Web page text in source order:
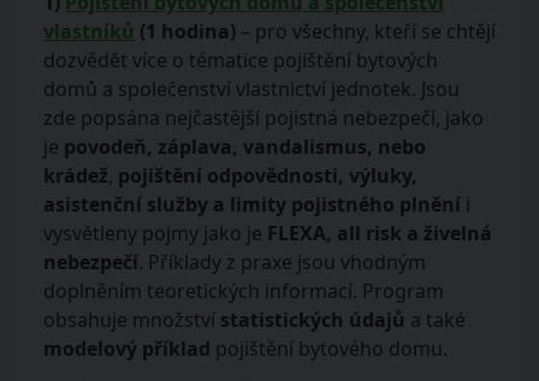
vlastníků (1 hodina) – pro všechny, kteří se chtějí
dozvědět více o tématice pojištění bytových
domů a společenství vlastnictví jednotek. Jsou
zde popsána nejčastější pojistná nebezpečí, jako
je povodeň, záplava, vandalismus, nebo
krádež, pojištění odpovědnosti, výluky,
asistenční služby a limity pojistného plnění i
vysvětleny pojmy jako je FLEXA, all risk a živelná
nebezpečí. Příklady z praxe jsou vhodným
doplněním teoretických informací. Program
obsahuje množství statistických údajů a také
modelový příklad pojištění bytového domu.